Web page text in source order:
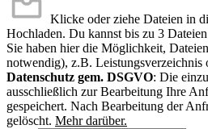
Klicke oder ziehe Dateien in
Hochladen. Du kannst bis zu 3
Sie haben hier die Möglichkeit,
notwendig), z.B. Leistungsverzeichnis
Datenschutz gem. DSGVO: Die
ausschließlich zur Bearbeitung Ihre
gespeichert. Nach Bearbeitung der
gelöscht. Mehr darüber.